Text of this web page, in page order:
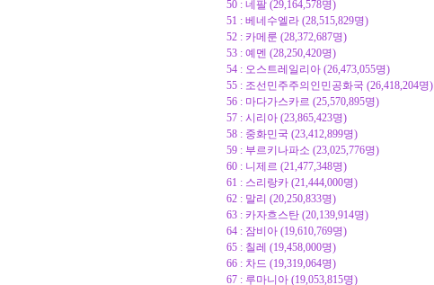
50 : 네팔 (29,164,578명)
51 : 베네수엘라 (28,515,829명)
52 : 카메룬 (28,372,687명)
53 : 예멘 (28,250,420명)
54 : 오스트레일리아 (26,473,055명)
55 : 조선민주주의인민공화국 (26,418,204명)
56 : 마다가스카르 (25,570,895명)
57 : 시리아 (23,865,423명)
58 : 중화민국 (23,412,899명)
59 : 부르키나파소 (23,025,776명)
60 : 니제르 (21,477,348명)
61 : 스리랑카 (21,444,000명)
62 : 말리 (20,250,833명)
63 : 카자흐스탄 (20,139,914명)
64 : 잠비아 (19,610,769명)
65 : 칠레 (19,458,000명)
66 : 차드 (19,319,064명)
67 : 루마니아 (19,053,815명)